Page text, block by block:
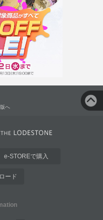
へ
e-STOREで購入
ード